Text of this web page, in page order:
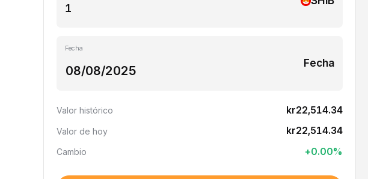
Fecha
Fecha
Valor histórico kr22,514.34
Valor de hoy kr22,514.34
Cambio +0.00%